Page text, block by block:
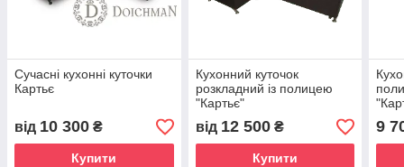
Сучасні кухонні куточки
Картьє
від 10 300 ₴
Купити
Кухонний куточок
розкладний із полицею
"Картьє"
від 12 500₴
Купити
9